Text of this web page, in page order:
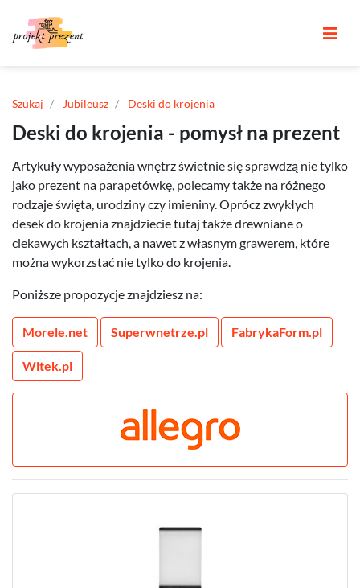
Szukaj Jubileusz Deski do krojenia
Deski do krojenia - pomysł na prezent
Artykuły wyposażenia wnętrz świetnie się sprawdzą nie tylko
jako prezent na parapetówkę, polecamy także na różnego
rodzaje święta, urodziny czy imieniny. Oprócz zwykłych
desek do krojenia znajdziecie tutaj także drewniane o
ciekawych kształtach, a nawet z własnym grawerem, które
można wykorzstać nie tylko do krojenia.
Poniższe propozycje znajdziesz na:
Morele.net Superwnetrze.pl FabrykaForm.pl
Witek.pl